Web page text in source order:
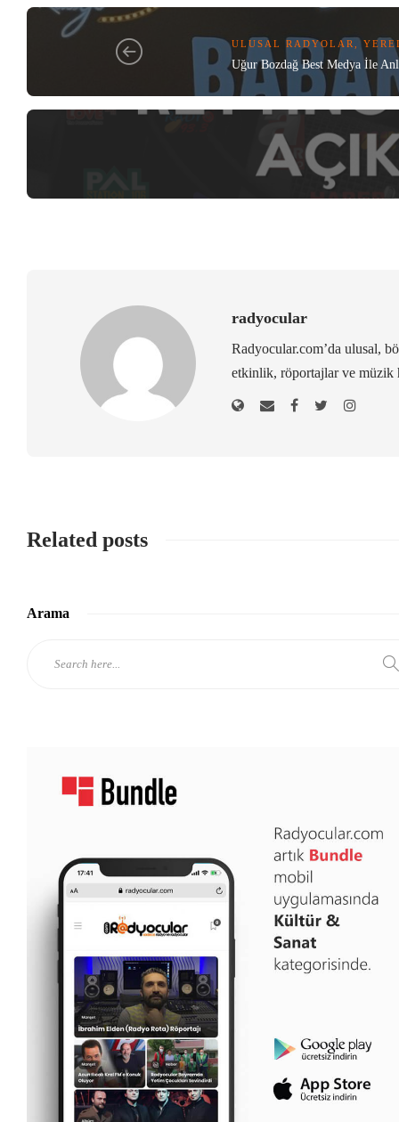
ULUSAL RADYOLAR
Uğur Bozdağ Best Medya İle
radyocular
Radyocular.com’da ulusal,
etkinlik, röportajlar ve müzik
Related posts
Arama